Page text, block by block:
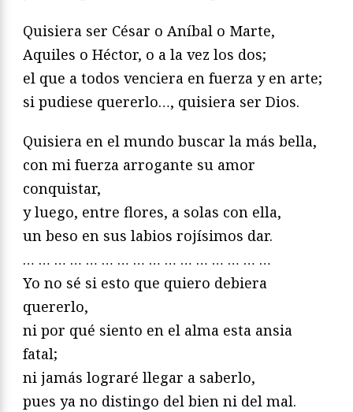
Quisiera ser César o Aníbal o Marte,
Aquiles o Héctor, o a la vez los dos;
el que a todos venciera en fuerza y en arte;
si pudiese quererlo…, quisiera ser Dios.
Quisiera en el mundo buscar la más bella,
con mi fuerza arrogante su amor
conquistar,
y luego, entre flores, a solas con ella,
un beso en sus labios rojísimos dar.
… … … … … … … … … … … … … … … …
Yo no sé si esto que quiero debiera
quererlo,
ni por qué siento en el alma esta ansia
fatal;
ni jamás lograré llegar a saberlo,
pues ya no distingo del bien ni del mal.